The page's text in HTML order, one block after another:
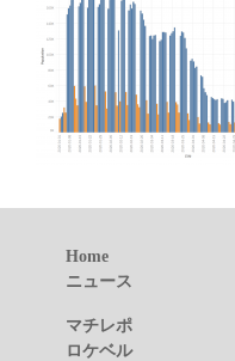
Home
ニュース
マチレポ
ロケベル